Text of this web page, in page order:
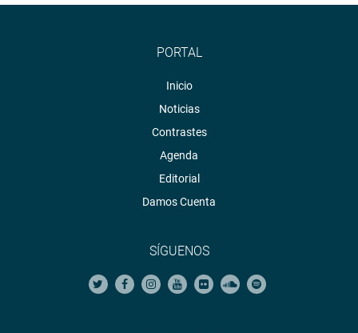
PORTAL
Inicio
Noticias
Contrastes
Agenda
Editorial
Damos Cuenta
SÍGUENOS